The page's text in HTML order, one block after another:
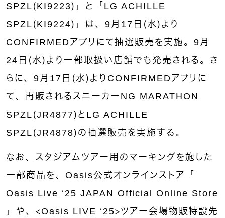
SPZL（KI9223）」と「LG ACHILLE
SPZL（KI9224）」は、9月17日（水）より
CONFIRMEDアプリにて抽選販売を実施。9月
24日（水）より一部取扱い店舗でも発売される。さ
らに、9月17日（水）よりCONFIRMEDアプリに
て、再販されるスニーカーNG MARATHON
SPZL（JR4877）とLG ACHILLE
SPZL（JR4878）の抽選販売を実施する。
なお、スタジアムツアー用のマーキングを施した
一部商品を、Oasis公式オンラインストア「
Oasis Live ‘25 JAPAN Official Online Store
」や、＜Oasis LIVE ‘25＞ツアー会場物販特設先